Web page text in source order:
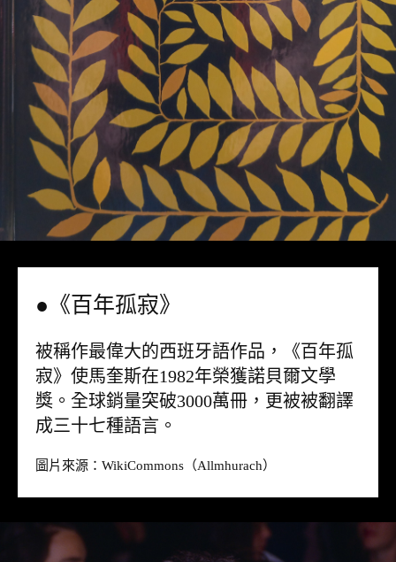
●《百年孤寂》
被稱作最偉大的西班牙語作品，《百年孤
寂》使馬奎斯在1982年榮獲諾貝爾文學
獎。全球銷量突破3000萬冊，更被被翻譯
成三十七種語言。
圖片來源： WikiCommons （Allmhurach）